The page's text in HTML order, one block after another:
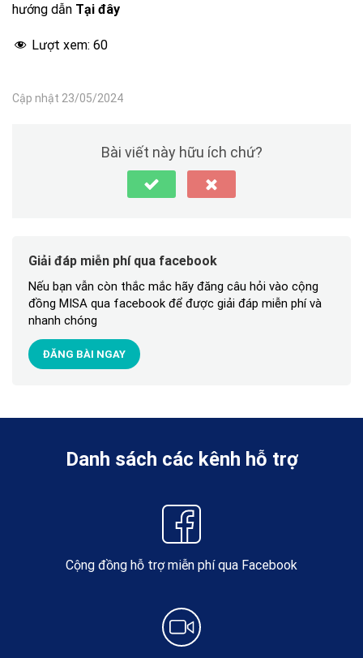
hướng dẫn Tại đây
Lượt xem: 60
Cập nhật 23/05/2024
Bài viết này hữu ích chứ?
Giải đáp miễn phí qua facebook
Nếu bạn vẫn còn thắc mắc hãy đăng câu hỏi vào cộng
đồng MISA qua facebook để được giải đáp miễn phí và
nhanh chóng
ĐĂNG BÀI NGAY
Danh sách các kênh hỗ trợ
Cộng đồng hỗ trợ miễn phí qua Facebook